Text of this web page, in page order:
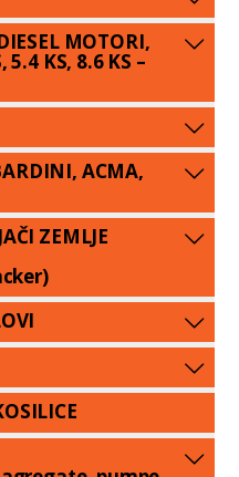
MOTORI,
5.4 KS, 8.6 KS –
ACMA,
ZEMLJE